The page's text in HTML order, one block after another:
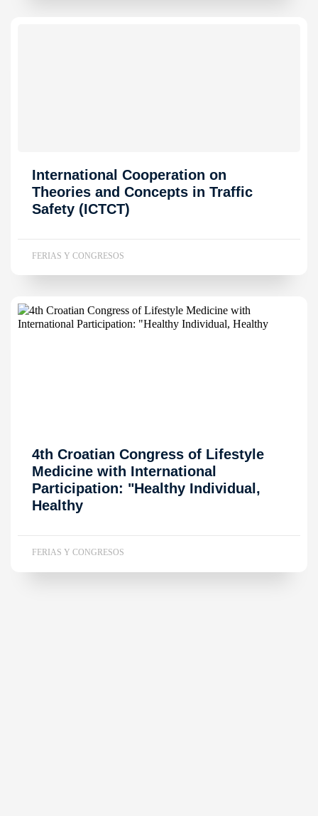
International Cooperation on
Theories and Concepts in Traffic
Safety (ICTCT)
FERIAS Y CONGRESOS
4th Croatian Congress of Lifestyle
Medicine with International
Participation: "Healthy Individual,
Healthy
FERIAS Y CONGRESOS